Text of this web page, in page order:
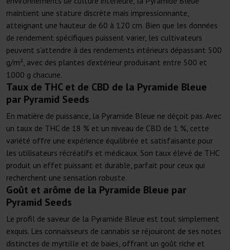
maintient une stature discrète mais impressionnante,
atteignant une hauteur de 60 à 120 cm. Bien que les données
de rendement spécifiques puissent varier, les cultivateurs
peuvent s'attendre à des rendements intérieurs dépassant 500
g/m², avec des plantes d'extérieur produisant entre 500 et
1000 g chacune.
Taux de THC et de CBD de la Pyramide Bleue
par Pyramid Seeds
En matière de puissance, la Pyramide Bleue ne déçoit pas. Avec
un taux de THC de 18 % et un niveau de CBD de 1 %, cette
variété offre une expérience équilibrée et satisfaisante pour
les utilisateurs récréatifs et médicaux. Son taux élevé de THC
produit un effet puissant et durable, parfait pour ceux qui
recherchent une sensation robuste.
Goût et arôme de la Pyramide Bleue par
Pyramid Seeds
Le profil de saveur de la Pyramide Bleue est tout simplement
exquis. Les connaisseurs de cannabis se réjouiront de ses notes
distinctes de myrtille et de baies, offrant un goût riche et